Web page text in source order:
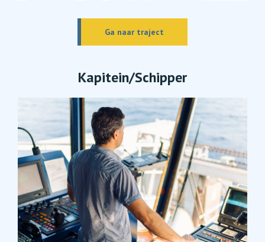
Ga naar traject
Kapitein/Schipper